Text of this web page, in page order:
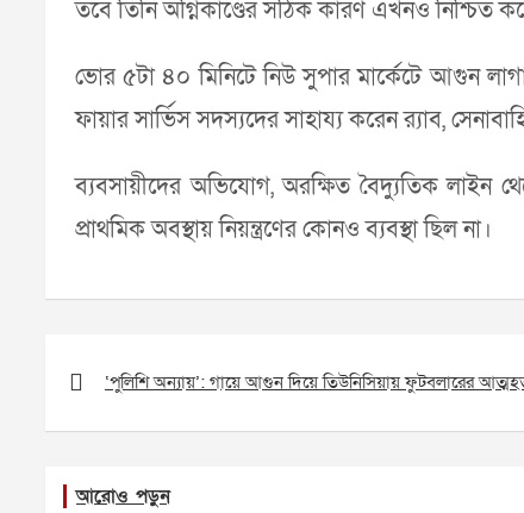
তবে তিনি অগ্নিকাণ্ডের সঠিক কারণ এখনও নিশ্চিত
ভোর ৫টা ৪০ মিনিটে নিউ সুপার মার্কেটে আগুন
ফায়ার সার্ভিস সদস্যদের সাহায্য করেন র‌্যাব,
ব্যবসায়ীদের অভিযোগ, অরক্ষিত বৈদ্যুতিক লাইন
প্রাথমিক অবস্থায় নিয়ন্ত্রণের কোনও ব্যবস্থা ছিল না।
navigation
‘পুলিশি অন্যায়’: গায়ে আগুন দিয়ে তিউনিসিয়ায় ফুটবলারের
আরোও পড়ুন